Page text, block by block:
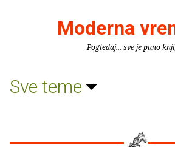
Moderna
Pogledaj... sve je puno
Sve teme